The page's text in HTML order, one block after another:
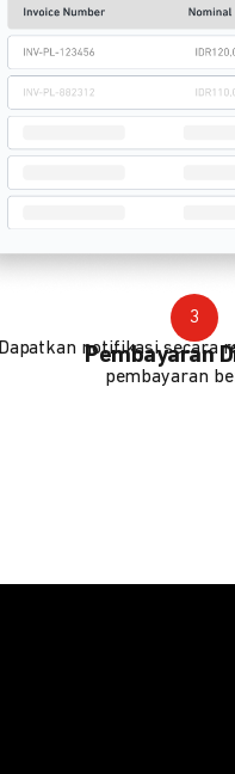
3
Pembayaran
Dapatkan notifikasi secara
pembayaran